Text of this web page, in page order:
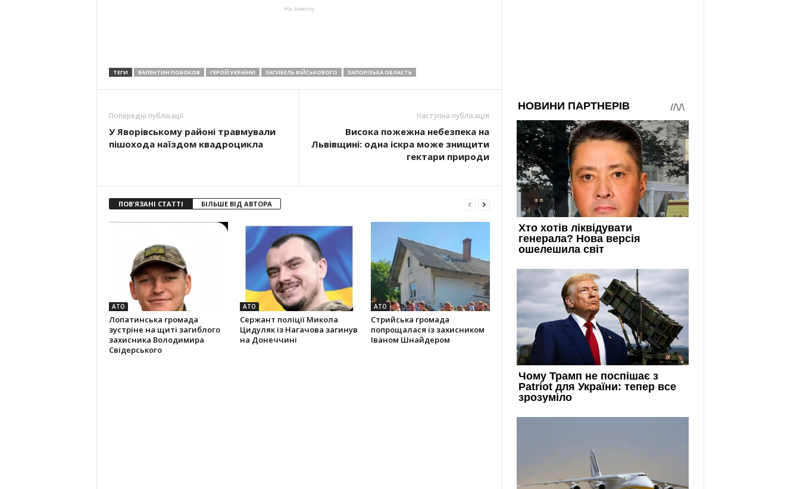
На замітку
ТЕГИ ВАЛЕНТИН ПОБОКОВ ГЕРОЙ УКРАЇНИ ЗАГИБЕЛЬ ВІЙСЬКОВОГО ЗАПОРІЗЬКА ОБЛАСТЬ
Попередні публікації
У Яворівському районі травмували
пішохода наїздом квадроцикла
Наступна публікація
Висока пожежна небезпека на
Львівщині: одна іскра може знищити
гектари природи
ПОВ'ЯЗАНІ СТАТТІ БІЛЬШЕ ВІД АВТОРА
АТО
Лопатинська громада
зустріне на щиті загиблого
захисника Володимира
Свідерського
АТО
Сержант поліції Микола
Цидуляк із Нагачова загинув
на Донеччині
АТО
Стрийська громада
попрощалася із захисником
Іваном Шнайдером